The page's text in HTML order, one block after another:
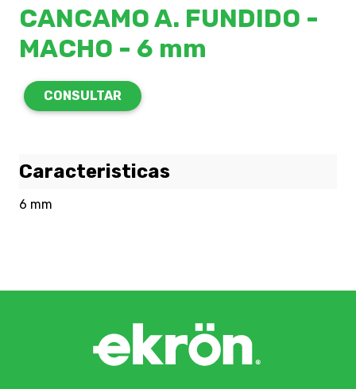
CANCAMO A. FUNDIDO -
MACHO - 6 mm
CONSULTAR
Caracteristicas
6 mm